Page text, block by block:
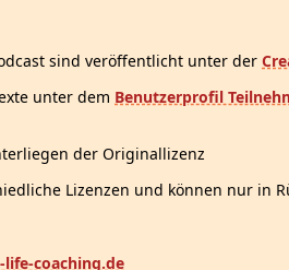
sind veröffentlicht unter der
unter dem Benutzerprofil
der Originallizenz
Lizenzen und können nur in
coaching.de